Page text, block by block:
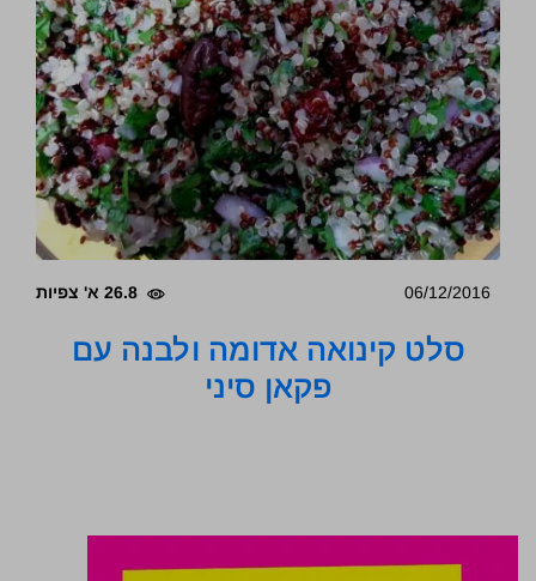
06/12/2016 26.8 א' צפיות
סלט קינואה אדומה ולבנה עם
פקאן סיני